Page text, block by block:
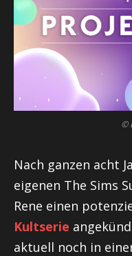
©
Nach ganzen acht
eigenen The Sims
Rene einen
Kultserie
aktuell noch in